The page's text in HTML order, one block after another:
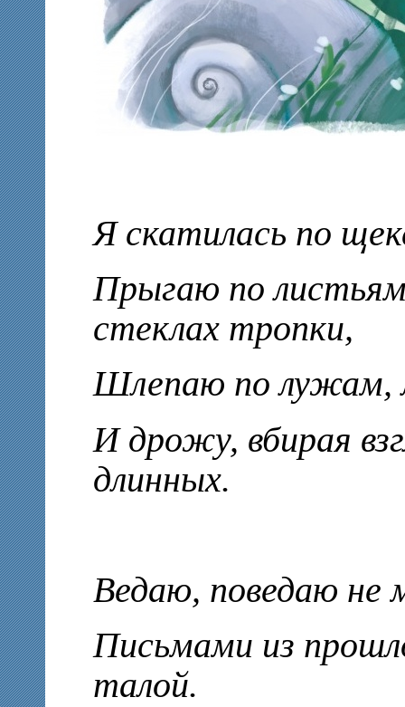
Я скатилась по
Прыгаю по
стеклах тропки,
Шлепаю по лужам,
И дрожу, вбирая
длинных.
Ведаю, поведаю не
Письмами из
талой.